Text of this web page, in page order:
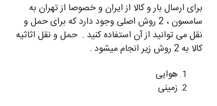
برای ارسال بار و کالا از ایران و خصوصا از تهران به
سامسون ، 2 روش اصلی وجود دارد که برای حمل و
نقل می توانید از آن استفاده کنید . حمل و نقل اثاثیه
کالا به 2 روش زیر انجام میشود .
هوایی
زمینی